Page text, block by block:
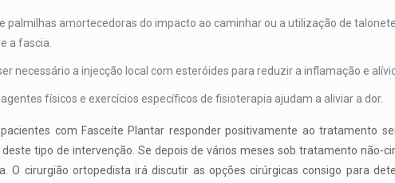
palmilhas amortecedoras do impacto ao caminhar ou a utilização de
a fascia.
necessário a injecção local com esteróides para reduzir a inflamação e
físicos e exercícios específicos de fisioterapia ajudam a aliviar a dor.
com Fasceíte Plantar responder positivamente ao tratamento
tipo de intervenção. Se depois de vários meses sob tratamento não-
O cirurgião ortopedista irá discutir as opções cirúrgicas consigo para